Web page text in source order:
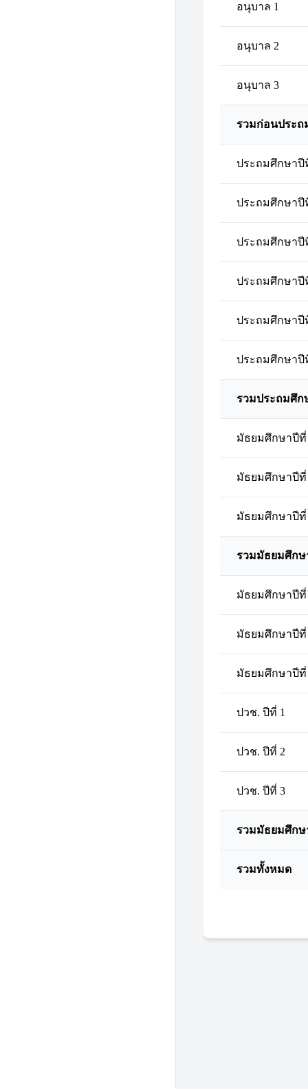
อนุบาล 1
อนุบาล 2
อนุบาล 3
รวมก่อนประถ
ประถมศึกษาปี
ประถมศึกษาปี
ประถมศึกษาปี
ประถมศึกษาปี
ประถมศึกษาปี
ประถมศึกษาปี
รวมประถมศึก
มัธยมศึกษาปีที่
มัธยมศึกษาปีที่
มัธยมศึกษาปีที่
รวมมัธยมศึก
มัธยมศึกษาปีที่
มัธยมศึกษาปีที่
มัธยมศึกษาปีที่
ปวช. ปีที่ 1
ปวช. ปีที่ 2
ปวช. ปีที่ 3
รวมมัธยมศึกษ
รวมทั้งหมด